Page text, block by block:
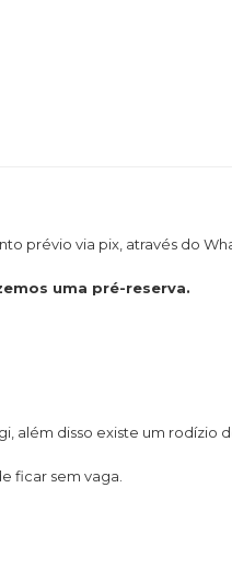
prévio via pix, através do
uma pré-reserva.
além disso existe um
ficar sem vaga.